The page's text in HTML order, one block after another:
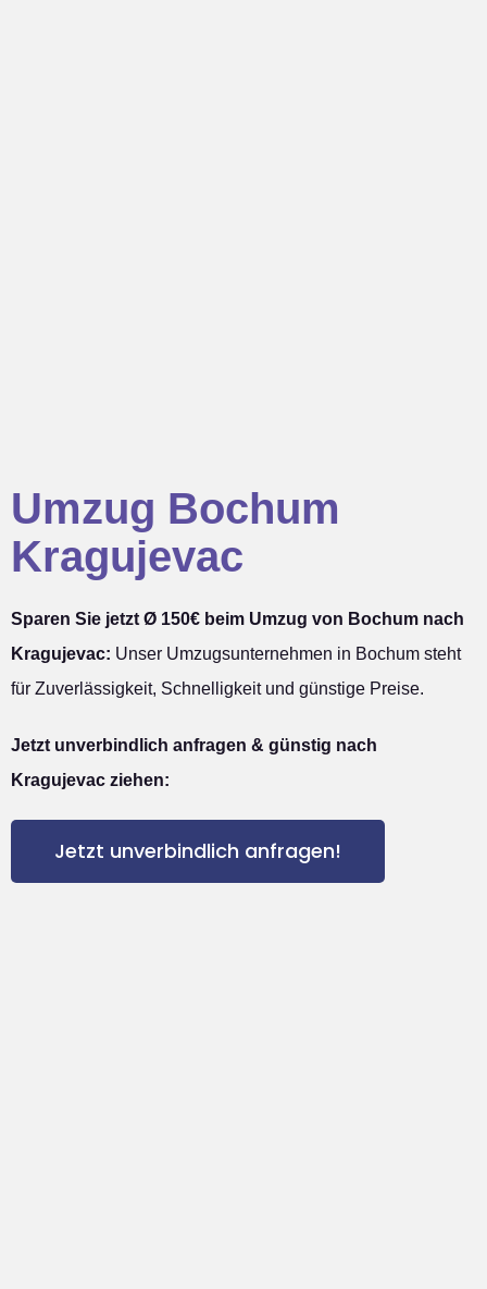
Umzug Bochum
Kragujevac
Sparen Sie jetzt Ø 150€ beim Umzug von Bochum nach
Kragujevac: Unser Umzugsunternehmen in Bochum steht
für Zuverlässigkeit, Schnelligkeit und günstige Preise.
Jetzt unverbindlich anfragen & günstig nach
Kragujevac ziehen:
Jetzt unverbindlich anfragen!